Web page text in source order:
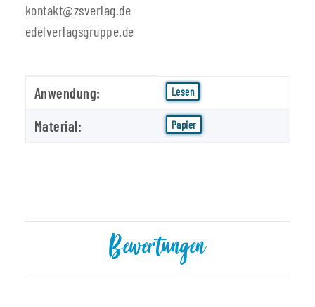
kontakt@zsverlag.de
edelverlagsgruppe.de
Produkteigenschaft
Wert
Anwendung: Lesen
Material: Papier
Bewertungen